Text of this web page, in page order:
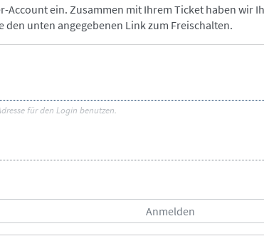
Account ein. Zusammen mit Ihrem Ticket haben wir
den unten angegebenen Link zum Freischalten.
für den Login benutzen.